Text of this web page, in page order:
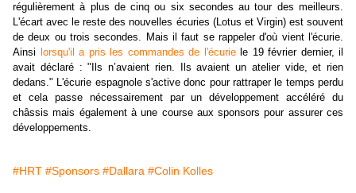
régulièrement à plus de cinq ou six secondes au tour des meilleurs.
L'écart avec le reste des nouvelles écuries (Lotus et Virgin) est souvent
de deux ou trois secondes. Mais il faut se rappeler d'où vient l'écurie.
Ainsi
lorsqu'il a pris les commandes de l'écuriele 19 février dernier, il
avait déclaré : "Ils n’avaient rien. Ils avaient un atelier vide, et rien
dedans." L'écurie espagnole s'active donc pour rattraper le temps perdu
et cela passe nécessairement par un développement accéléré du
châssis mais également à une course aux sponsors pour assurer ces
développements.
#HRT #Sponsors #Dallara #Colin Kolles